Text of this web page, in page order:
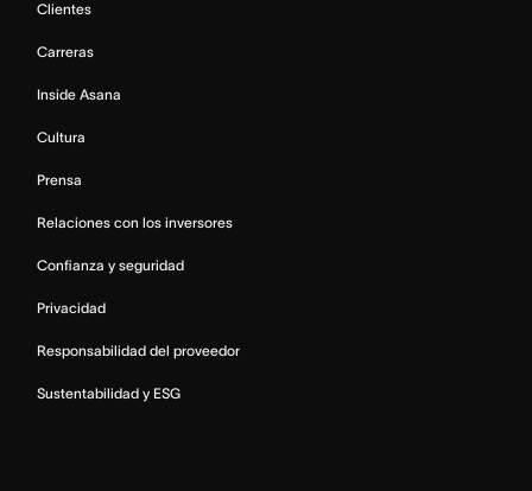
Clientes
Carreras
Inside Asana
Cultura
Prensa
Relaciones con los inversores
Confianza y seguridad
Privacidad
Responsabilidad del proveedor
Sustentabilidad y ESG